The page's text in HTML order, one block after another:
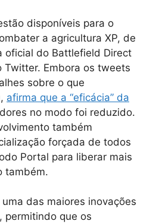
disponíveis para o
a agricultura XP, de
oficial do Battlefield Direct
Twitter. Embora os tweets
sobre o que
afirma que a “eficácia” da
no modo foi reduzido.
também
forçada de todos
Portal para liberar mais
também.
das maiores inovações
permitindo que os